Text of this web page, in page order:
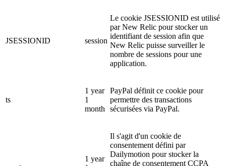
JSESSIONID session
Le cookie JSESSIONID est utilisé
par New Relic pour stocker un
identifiant de session afin que
New Relic puisse surveiller le
nombre de sessions pour une
application.
ts
1 year
1
month
PayPal définit ce cookie pour
permettre des transactions
sécurisées via PayPal.
1 year
Il s'agit d'un cookie de
consentement défini par
Dailymotion pour stocker la
chaîne de consentement CCPA